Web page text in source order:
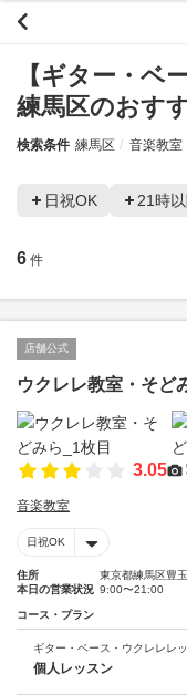
【ギター・ベ
練馬区のおす
検索条件 練馬区 音楽教室
日祝OK 21時
6 件
店舗公式
ウクレレ教室・そど
3.05
音楽教室
日祝OK
住所
東京都練馬区豊
本日の営業状況 9:00〜21:00
コース・プラン
ギター・ベース・ウクレレレ
個人レッスン